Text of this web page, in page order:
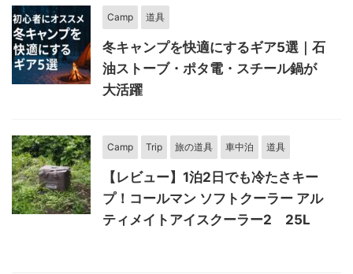
Camp 道具
冬キャンプを快適にするギア5選｜石
油ストーブ・ポタ電・スチール鍋が
大活躍
Camp Trip 旅の道具 車中泊 道具
【レビュー】1泊2日でも冷たさキー
プ！コールマン ソフトクーラー アル
ティメイトアイスクーラー2 25L